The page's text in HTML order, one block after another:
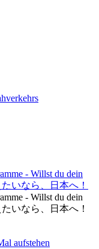
- Willst du dein
たいなら、日本へ！
- Willst du dein
たいなら、日本へ！
aufstehen